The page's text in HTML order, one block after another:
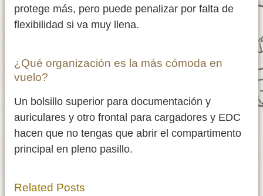
protege más, pero puede penalizar por falta de
flexibilidad si va muy llena.
¿Qué organización es la más cómoda en
vuelo?
Un bolsillo superior para documentación y
auriculares y otro frontal para cargadores y EDC
hacen que no tengas que abrir el compartimento
principal en pleno pasillo.
Related Posts